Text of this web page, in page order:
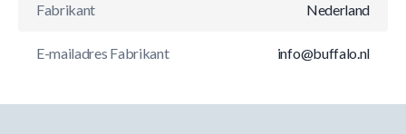
Fabrikant
Nederland
E-mailadres Fabrikant info@buffalo.nl